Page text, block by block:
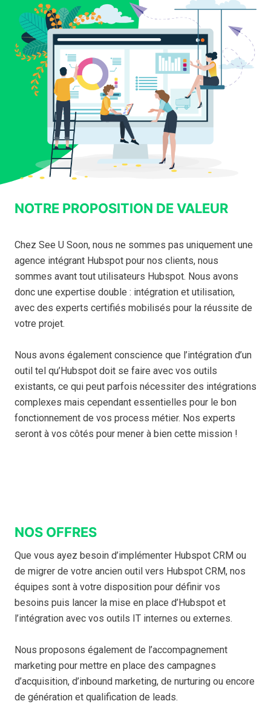
NOTRE PROPOSITION DE VALEUR
Chez See U Soon, nous ne sommes pas uniquement une
agence intégrant Hubspot pour nos clients, nous
sommes avant tout utilisateurs Hubspot. Nous avons
donc une expertise double : intégration et utilisation,
avec des experts certifiés mobilisés pour la réussite de
votre projet.
Nous avons également conscience que l’intégration d’un
outil tel qu’Hubspot doit se faire avec vos outils
existants, ce qui peut parfois nécessiter des intégrations
complexes mais cependant essentielles pour le bon
fonctionnement de vos process métier. Nos experts
seront à vos côtés pour mener à bien cette mission !
NOS OFFRES
Que vous ayez besoin d’implémenter Hubspot CRM ou
de migrer de votre ancien outil vers Hubspot CRM, nos
équipes sont à votre disposition pour définir vos
besoins puis lancer la mise en place d’Hubspot et
l’intégration avec vos outils IT internes ou externes.
Nous proposons également de l’accompagnement
marketing pour mettre en place des campagnes
d’acquisition, d’inbound marketing, de nurturing ou encore
de génération et qualification de leads.